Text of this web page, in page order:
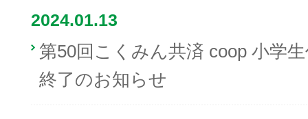
2024.01.13
第50回こくみん共済 coop 小学
終了のお知らせ